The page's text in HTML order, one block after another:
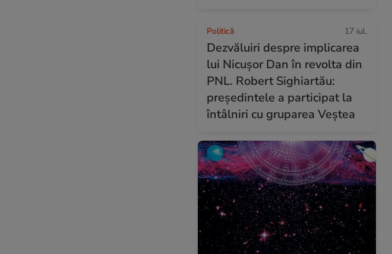
Politică 17 iul.
Dezvăluiri despre implicarea
lui Nicușor Dan în revolta din
PNL. Robert Sighiartău:
președintele a participat la
întâlniri cu gruparea Veștea